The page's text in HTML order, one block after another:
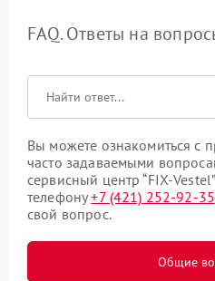
FAQ. Ответы на
Вы можете ознакомиться с
часто задаваемыми
сервисный центр “FIX-
телефону+7 (421) 252-92-35
свой вопрос.
Общие